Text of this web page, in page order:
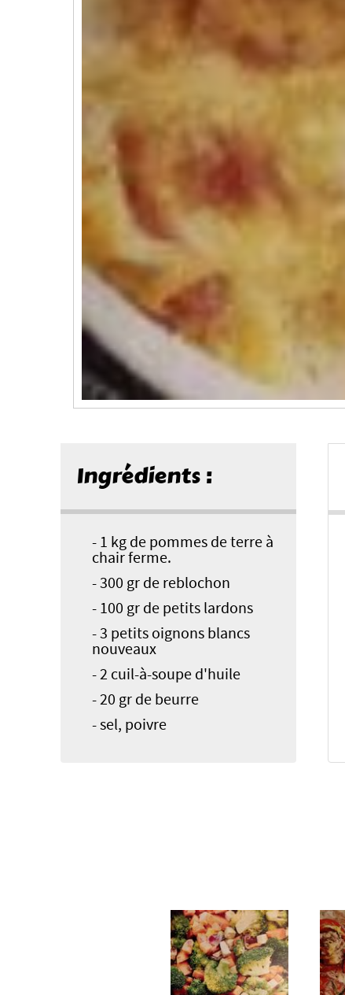
Ingrédients :
- 1 kg de pommes de terre à
chair ferme.
- 300 gr de reblochon
- 100 gr de petits lardons
- 3 petits oignons blancs
nouveaux
- 2 cuil-à-soupe d'huile
- 20 gr de beurre
- sel, poivre